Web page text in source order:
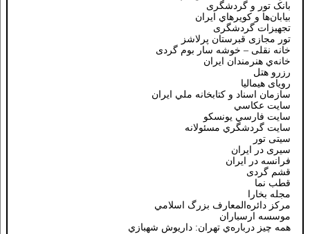
بانک تور و گردشگری
بيابان‌ها و كويرهاي ايران
تجهیزات گردشگری
تور مجازی قبرستان پرلاشز
خانه نقلی – خوشه سار بوم گردی
خانه‌ي هنرمندان ايران
رزرو هتل
رویای هیمالیا
سازمان اسناد و كتابخانه ملي ايران
سايت عكاسي
سايت فارسي يونسكو
سايت گردشگري مسئولانه
سیتی تور
سیری در ایران
فرانسه در ايران
قشم گردی
قطب نما
مجله بخارا
مركز دائره‌المعارف بزرگ اسلامي
موسسه ارسباران
همه چيز درباره‌ي تهران: داريوش شهبازي